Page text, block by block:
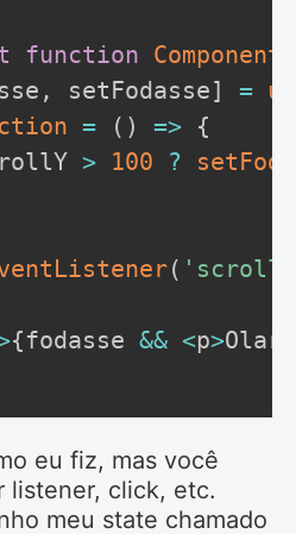
function
, setFodasse] =
= ( ) => {
> 100 ?
( 'scroll'
{fodasse && <p>Olar
eu fiz, mas você
listener, click, etc.
meu state chamado